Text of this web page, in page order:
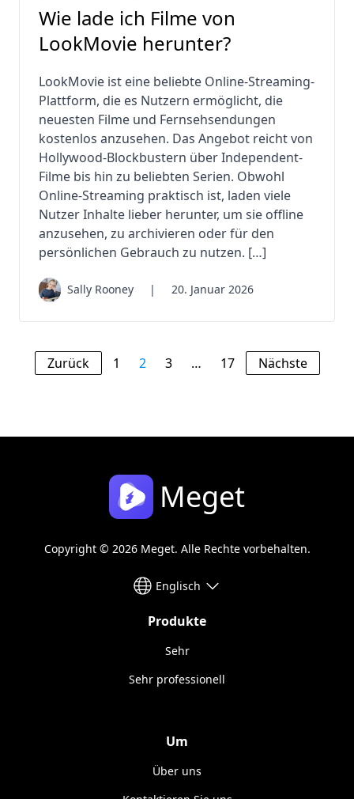
Wie lade ich Filme von
LookMovie herunter?
LookMovie ist eine beliebte Online-Streaming-
Plattform, die es Nutzern ermöglicht, die
neuesten Filme und Fernsehsendungen
kostenlos anzusehen. Das Angebot reicht von
Hollywood-Blockbustern über Independent-
Filme bis hin zu beliebten Serien. Obwohl
Online-Streaming praktisch ist, laden viele
Nutzer Inhalte lieber herunter, um sie offline
anzusehen, zu archivieren oder für den
persönlichen Gebrauch zu nutzen. […]
Sally Rooney | 20. Januar 2026
Zurück 1 2 3 … 17 Nächste
Meget
Copyright © 2026 Meget. Alle Rechte vorbehalten.
Englisch
Produkte
Sehr
Sehr professionell
Um
Über uns